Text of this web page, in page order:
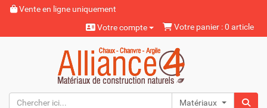
Vente en ligne uniquement
Votre compte
Votre panier : 0 article
Matériaux naturels